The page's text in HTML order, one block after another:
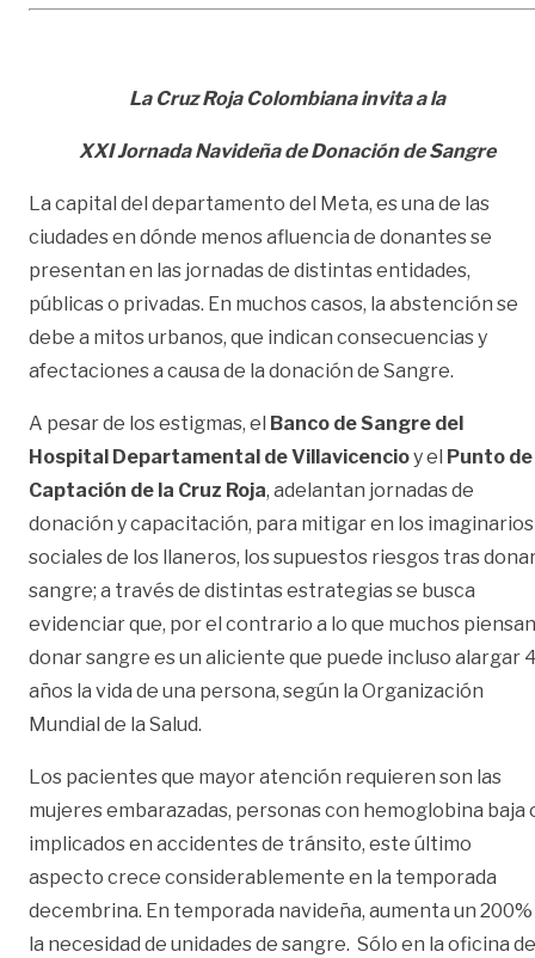
La Cruz Roja Colombiana invita a la
XXI Jornada Navideña de Donación de Sangre
La capital del departamento del Meta, es una de las
ciudades en dónde menos afluencia de donantes se
presentan en las jornadas de distintas entidades,
públicas o privadas. En muchos casos, la abstención se
debe a mitos urbanos, que indican consecuencias y
afectaciones a causa de la donación de Sangre.
A pesar de los estigmas, el Banco de Sangre del
Hospital Departamental de Villavicencioy el Punto de
Captación de la Cruz Roja, adelantan jornadas de
donación y capacitación, para mitigar en los imaginarios
sociales de los llaneros, los supuestos riesgos tras
sangre; a través de distintas estrategias se busca
evidenciar que, por el contrario a lo que muchos
donar sangre es un aliciente que puede incluso alargar
años la vida de una persona, según la Organización
Mundial de la Salud.
Los pacientes que mayor atención requieren son las
mujeres embarazadas, personas con hemoglobina baja
implicados en accidentes de tránsito, este último
aspecto crece considerablemente en la temporada
decembrina. En temporada navideña, aumenta un 200%
la necesidad de unidades de sangre. Sólo en la oficina de